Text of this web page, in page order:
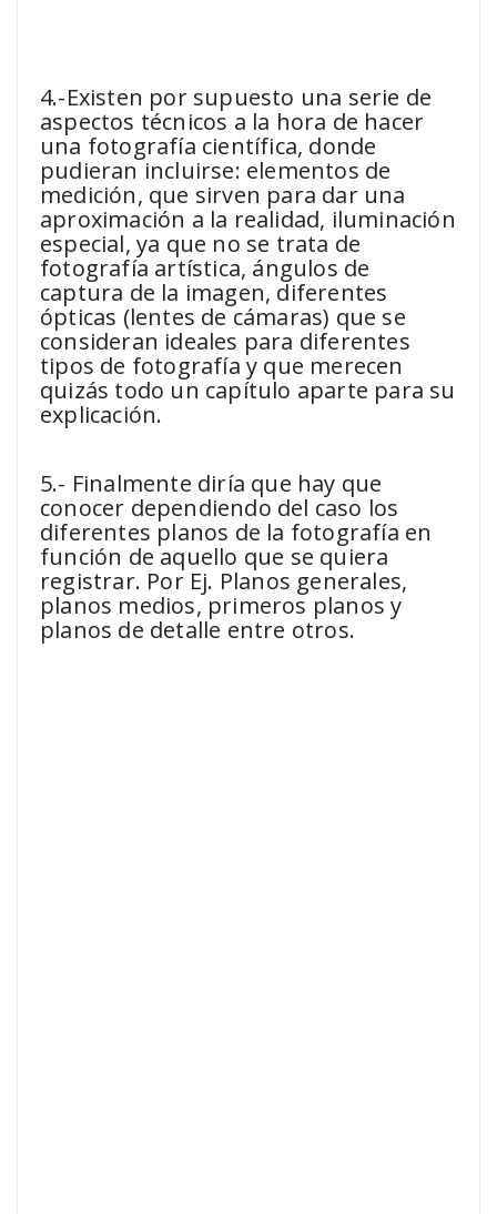
4.-Existen por supuesto una serie de
aspectos técnicos a la hora de hacer
una fotografía científica, donde
pudieran incluirse: elementos de
medición, que sirven para dar una
aproximación a la realidad, iluminación
especial, ya que no se trata de
fotografía artística, ángulos de
captura de la imagen, diferentes
ópticas (lentes de cámaras) que se
consideran ideales para diferentes
tipos de fotografía y que merecen
quizás todo un capítulo aparte para su
explicación.
5.- Finalmente diría que hay que
conocer dependiendo del caso los
diferentes planos de la fotografía en
función de aquello que se quiera
registrar. Por Ej. Planos generales,
planos medios, primeros planos y
planos de detalle entre otros.